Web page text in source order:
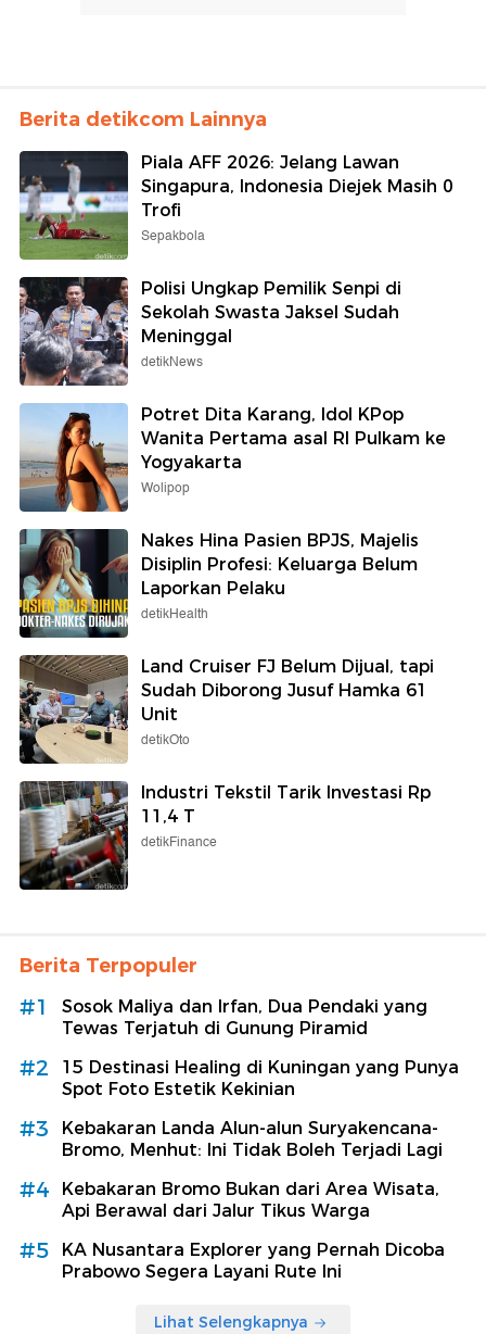
Berita detikcom Lainnya
Piala AFF 2026: Jelang Lawan
Singapura, Indonesia Diejek Masih 0
Trofi
Sepakbola
Polisi Ungkap Pemilik Senpi di
Sekolah Swasta Jaksel Sudah
Meninggal
detikNews
Potret Dita Karang, Idol KPop
Wanita Pertama asal RI Pulkam ke
Yogyakarta
Wolipop
Nakes Hina Pasien BPJS, Majelis
Disiplin Profesi: Keluarga Belum
Laporkan Pelaku
detikHealth
Land Cruiser FJ Belum Dijual, tapi
Sudah Diborong Jusuf Hamka 61
Unit
detikOto
Industri Tekstil Tarik Investasi Rp
11,4 T
detikFinance
Berita Terpopuler
#1
Sosok Maliya dan Irfan, Dua Pendaki yang
Tewas Terjatuh di Gunung Piramid
#2
15 Destinasi Healing di Kuningan yang Punya
Spot Foto Estetik Kekinian
#3
Kebakaran Landa Alun-alun Suryakencana-
Bromo, Menhut: Ini Tidak Boleh Terjadi Lagi
#4
Kebakaran Bromo Bukan dari Area Wisata,
Api Berawal dari Jalur Tikus Warga
#5
KA Nusantara Explorer yang Pernah Dicoba
Prabowo Segera Layani Rute Ini
Lihat Selengkapnya